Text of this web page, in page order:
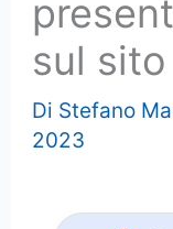
sul sito
Di Stefano
2023